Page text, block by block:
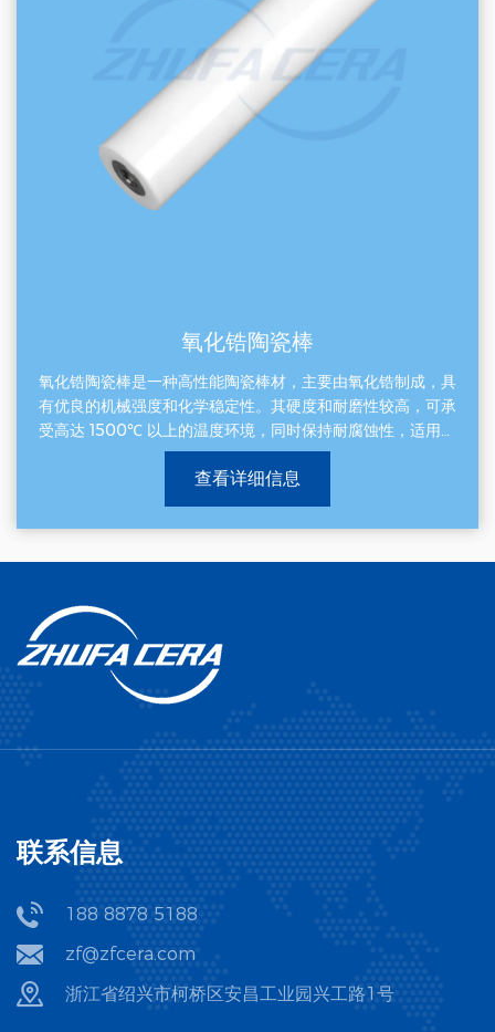
氧化锆陶瓷棒
氧化锆陶瓷棒是一种高性能陶瓷棒材，主要由氧化锆制成，具
有优良的机械强度和化学稳定性。其硬度和耐磨性较高，可承
受高达 1500℃ 以上的温度环境，同时保持耐腐蚀性，适用于
多种苛刻的工业应用。作为单件产品，它常用于精密工程领
域，如机械传动部件、高温传感器或刀具核心元件，能够提供
可靠的性能保障和较长的使用寿命。此外，氧化锆陶瓷棒还具
备良好的生物相容性和绝缘性能，因此在医疗及电子行业中也
查看详细信息
联系信息
188 8878 5188
zf@zfcera.com
浙江省绍兴市柯桥区安昌工业园兴工路1号